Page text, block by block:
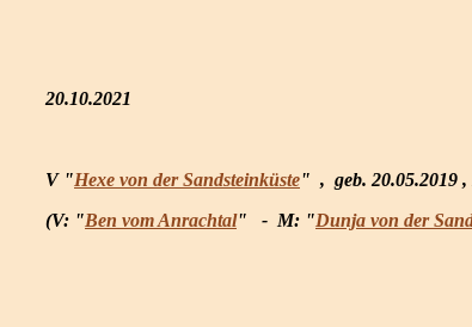
20.10.2021
V "Hexe von der Sandsteinküste" , geb. 20.05.2019
(V: "Ben vom Anrachtal" - M: "Dunja von der